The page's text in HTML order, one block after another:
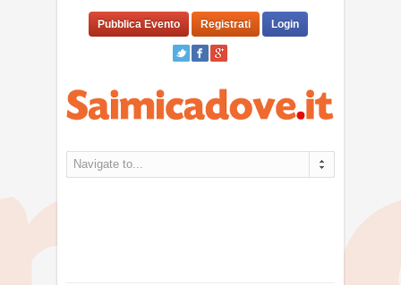
Pubblica Evento Registrati Login
Navigate to...